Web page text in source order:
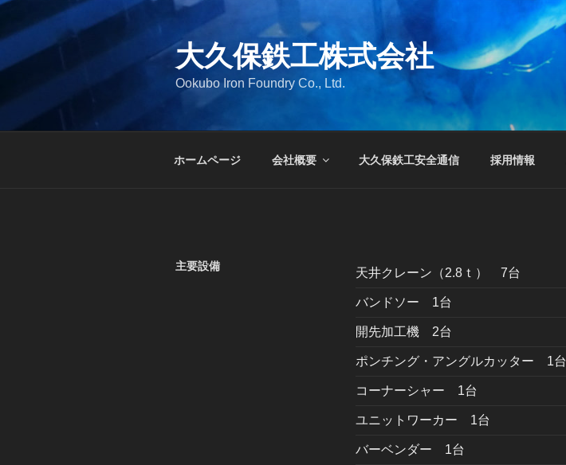
コ
ン
へ
大久保鉄工株式会社
Ookubo Iron Foundry Co., Ltd.
ホームページ 会社概要 大久保鉄工安全通信 採用情報
主要設備 天井クレーン（2.8ｔ） 7台
バンドソー 1台
開先加工機 2台
ポンチング・アングルカッター 1台
コーナーシャー 1台
ユニットワーカー 1台
バーベンダー 1台